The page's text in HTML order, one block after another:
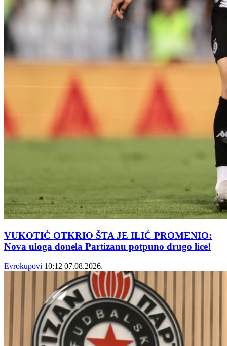
VUKOTIĆ OTKRIO ŠTA JE ILIĆ PROMENIO:
Nova uloga donela Partizanu potpuno drugo lice!
Evrokupovi 10:12 07.08.2026.